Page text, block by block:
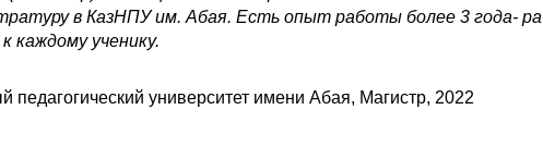
в КазНПУ им. Абая. Есть опыт работы более 3 года-
каждому ученику.
педагогический университет имени Абая, Магистр, 2022